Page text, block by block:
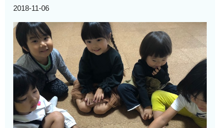
2018-11-06